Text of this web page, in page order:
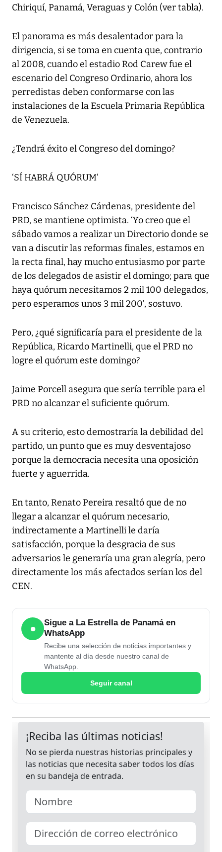
Chiriquí, Panamá, Veraguas y Colón (ver tabla).
El panorama es más desalentador para la
dirigencia, si se toma en cuenta que, contrario
al 2008, cuando el estadio Rod Carew fue el
escenario del Congreso Ordinario, ahora los
perredistas deben conformarse con las
instalaciones de la Escuela Primaria República
de Venezuela.
¿Tendrá éxito el Congreso del domingo?
‘SÍ HABRÁ QUÓRUM’
Francisco Sánchez Cárdenas, presidente del
PRD, se mantiene optimista. ‘Yo creo que el
sábado vamos a realizar un Directorio donde se
van a discutir las reformas finales, estamos en
la recta final, hay mucho entusiasmo por parte
de los delegados de asistir el domingo; para que
haya quórum necesitamos 2 mil 100 delegados,
pero esperamos unos 3 mil 200’, sostuvo.
Pero, ¿qué significaría para el presidente de la
República, Ricardo Martinelli, que el PRD no
logre el quórum este domingo?
Jaime Porcell asegura que sería terrible para el
PRD no alcanzar el suficiente quórum.
A su criterio, esto demostraría la debilidad del
partido, un punto que es muy desventajoso
porque la democracia necesita una oposición
fuerte y aguerrida.
En tanto, Renato Pereira resaltó que de no
llegar a alcanzar el quórum necesario,
indirectamente a Martinelli le daría
satisfacción, porque la desgracia de sus
adversarios le generaría una gran alegría, pero
directamente los más afectados serían los del
CEN.
●
Sigue a La Estrella de Panamá en
WhatsApp
Recibe una selección de noticias importantes y
mantente al día desde nuestro canal de
WhatsApp.
Seguir canal